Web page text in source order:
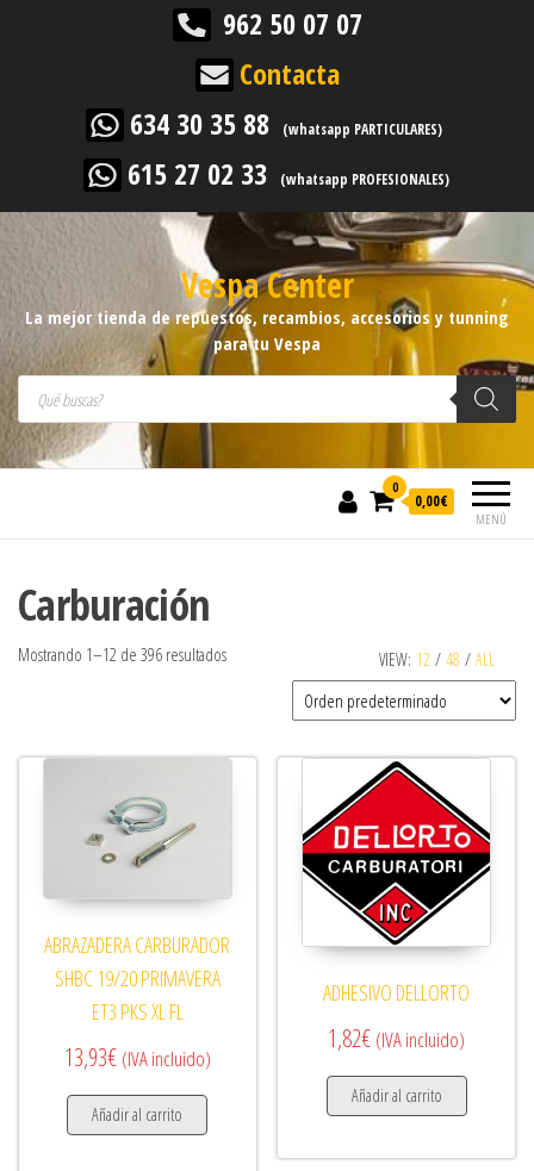
962 50 07 07
Contacta
634 30 35 88
(whatsapp PARTICULARES)
615 27 02 33 (whatsapp PROFESIONALES)
Vespa Center
La mejor tienda de repuestos, recambios, accesorios y tunning
para tu Vespa
Búsqueda de productos
MENÚ
0
0,00€
Carburación
VIEW: 12 / 48 / ALL
Mostrando 1–12 de 396 resultados
ABRAZADERA CARBURADOR
SHBC 19/20 PRIMAVERA
ET3 PKS XL FL
13,93€ (IVA incluido)
Añadir al carrito
ADHESIVO DELLORTO
1,82€ (IVA incluido)
Añadir al carrito